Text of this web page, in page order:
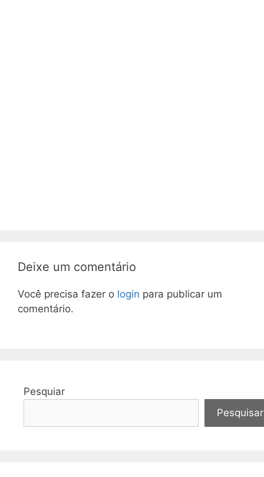
Deixe um comentário
Você precisa fazer o login para publicar um
comentário.
Pesquiar
Pesquisar